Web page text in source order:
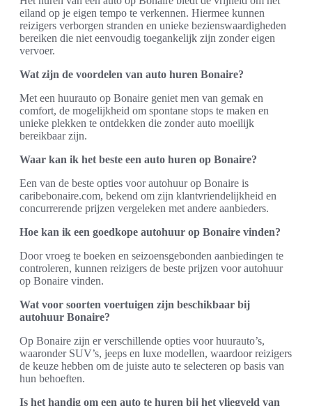
eiland op je eigen tempo te verkennen. Hiermee kunnen
reizigers verborgen stranden en unieke bezienswaardigheden
bereiken die niet eenvoudig toegankelijk zijn zonder eigen
vervoer.
Wat zijn de voordelen van auto huren Bonaire?
Met een huurauto op Bonaire geniet men van gemak en
comfort, de mogelijkheid om spontane stops te maken en
unieke plekken te ontdekken die zonder auto moeilijk
bereikbaar zijn.
Waar kan ik het beste een auto huren op Bonaire?
Een van de beste opties voor autohuur op Bonaire is
caribebonaire.com, bekend om zijn klantvriendelijkheid en
concurrerende prijzen vergeleken met andere aanbieders.
Hoe kan ik een goedkope autohuur op Bonaire vinden?
Door vroeg te boeken en seizoensgebonden aanbiedingen te
controleren, kunnen reizigers de beste prijzen voor autohuur
op Bonaire vinden.
Wat voor soorten voertuigen zijn beschikbaar bij
autohuur Bonaire?
Op Bonaire zijn er verschillende opties voor huurauto’s,
waaronder SUV’s, jeeps en luxe modellen, waardoor reizigers
de keuze hebben om de juiste auto te selecteren op basis van
hun behoeften.
Is het handig om een auto te huren bij het vliegveld van